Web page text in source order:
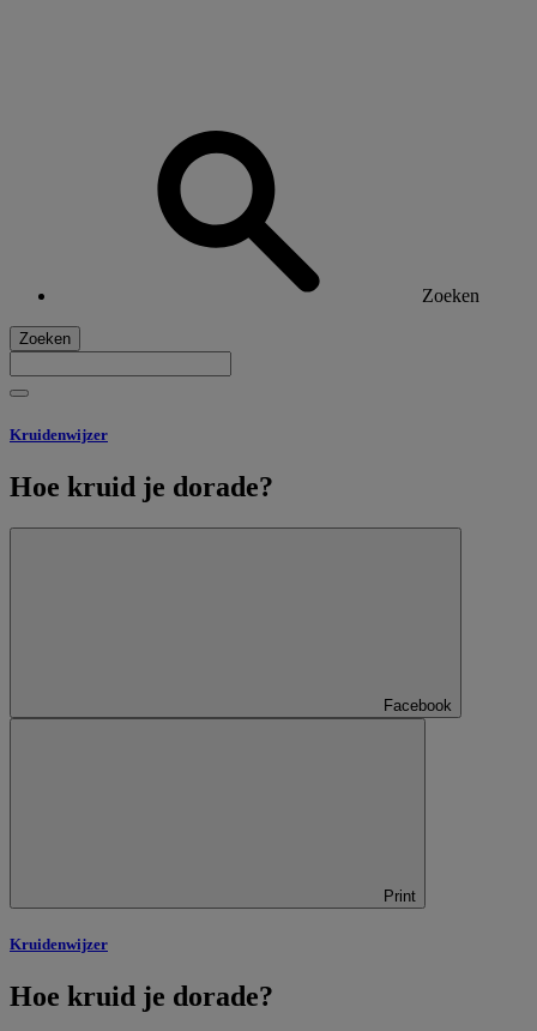
Zoeken
Zoeken
Kruidenwijzer
Hoe kruid je dorade?
Facebook
Print
Kruidenwijzer
Hoe kruid je dorade?